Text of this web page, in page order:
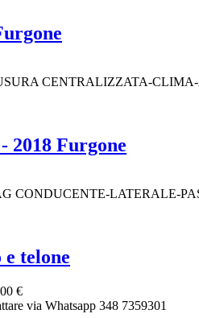
CENTRALIZZATA-
2018 Furgone
CONDUCENTE-
telone
€
via Whatsapp 348 7359301